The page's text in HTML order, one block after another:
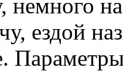
немного
ездой